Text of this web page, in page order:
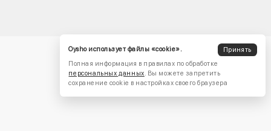
Oysho использует файлы «cookie».
Принять
Полная информация в правилах по обработке
персональных данных. Вы можете запретить
сохранение cookie в настройках своего браузера